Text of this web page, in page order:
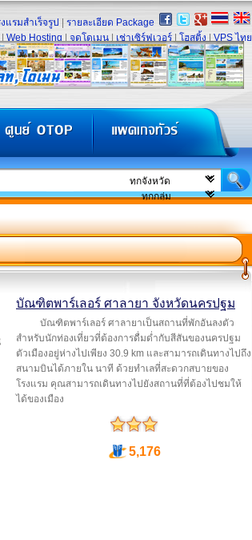
แรมสำเร็จรูป
รายละเอียด Package
Web Hosting จดโดเมน เช่าเซิร์ฟเวอร์ โฮสติ้ง VPS ไทย
บัณฑิตพาร์เลอร์ ศาลายา จังหวัดนครปฐม
บัณฑิตพาร์เลอร์ ศาลายาเป็นสถานที่พักอันลงตัว
สำหรับนักท่องเที่ยวที่ต้องการดื่มด่ำกับสีสันของนครปฐม
ตัวเมืองอยู่ห่างไปเพียง 30.9 km และสามารถเดินทางไปถึง
สนามบินได้ภายใน นาที ด้วยทำเลที่สะดวกสบายของ
โรงแรม คุณสามารถเดินทางไปยังสถานที่ที่ต้องไปชมให้
ได้ของเมือง
5,176